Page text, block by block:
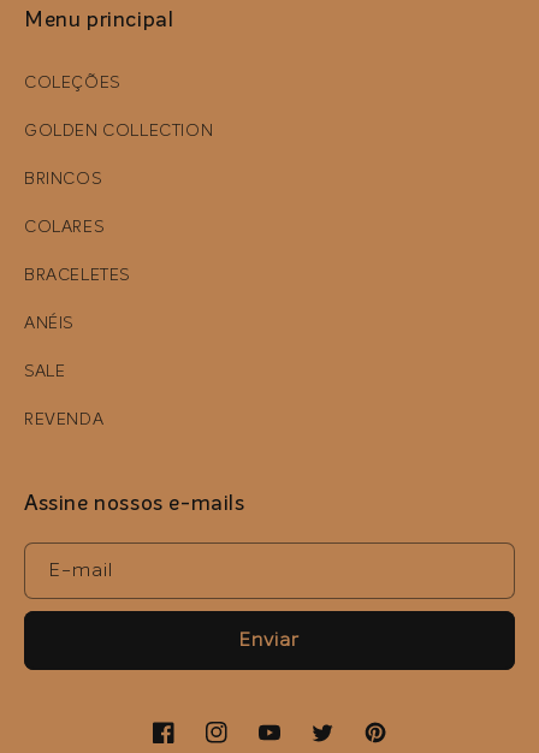
Menu principal
COLEÇÕES
GOLDEN COLLECTION
BRINCOS
COLARES
BRACELETES
ANÉIS
SALE
REVENDA
Assine nossos e-mails
E-mail
Enviar
FacebookInstagramYouTubeTwitter Pinterest